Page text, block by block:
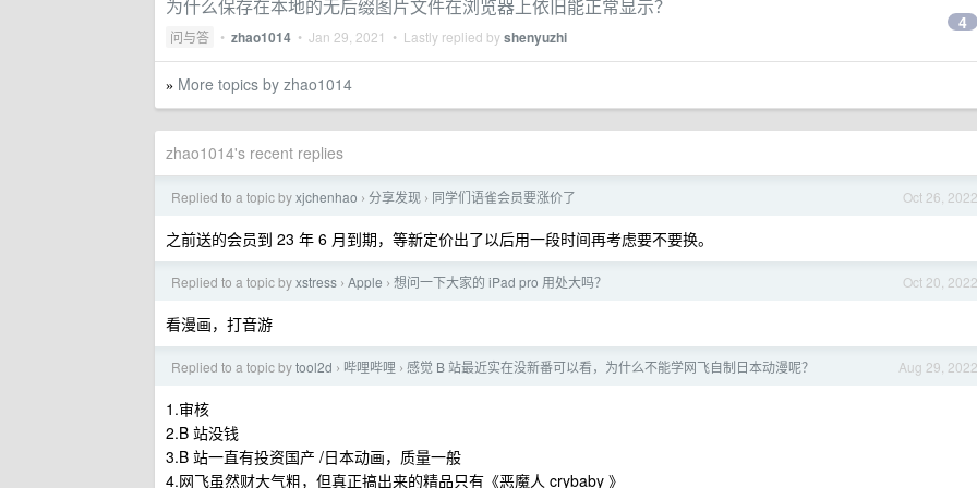
为什么保存在本地的无后缀图片文件在浏览器上依旧能正常显示？
问与答 • zhao1014 • Jan 29, 2021 • Lastly replied byshenyuzhi
4
» More topics by zhao1014
zhao1014's recent replies
Oct 26, 2022
Replied to a topic byxjchenhao › 分享发现 › 同学们语雀会员要涨价了
之前送的会员到 23 年 6 月到期，等新定价出了以后用一段时间再考虑要不要换。
Oct 20, 2022
Replied to a topic byxstress › Apple › 想问一下大家的 iPad pro 用处大吗？
看漫画，打音游
Aug 29, 2022
Replied to a topic bytool2d › 哔哩哔哩 › 感觉 B 站最近实在没新番可以看，为什么不能学网飞自制日本动漫呢？
1.审核
2.B 站没钱
3.B 站一直有投资国产 /日本动画，质量一般
4.网飞虽然财大气粗，但真正搞出来的精品只有《恶魔人 crybaby 》